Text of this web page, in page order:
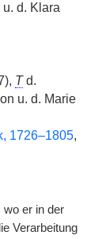
d. Klara
Td.
u. d. Marie
1726–1805,
wo er in der
Verarbeitung